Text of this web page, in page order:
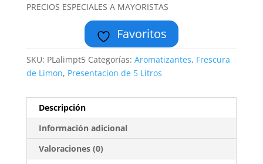
PRECIOS ESPECIALES A MAYORISTAS
Favoritos
SKU: PLalimpt5 Categorías: Aromatizantes, Frescura
de Limon, Presentacion de 5 Litros
Descripción
Información adicional
Valoraciones (0)